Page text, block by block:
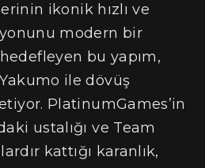
ikonik hızlı ve
modern bir
bu yapım,
ile dövüş
PlatinumGames’in
ustalığı ve Team
kattığı karanlık,